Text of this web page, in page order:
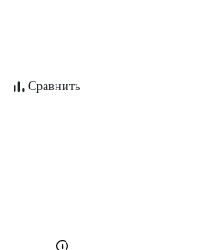
Сравнить